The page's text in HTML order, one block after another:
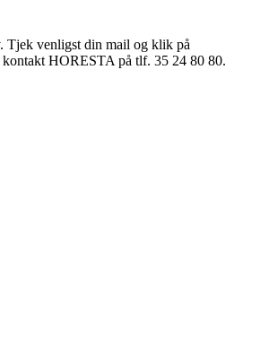
Tjek venligst din mail og klik på
HORESTA på tlf. 35 24 80 80.